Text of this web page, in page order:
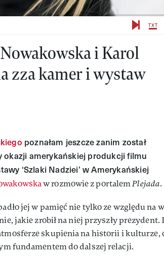
i Karol
zza kamer i wystaw
poznałam jeszcze zanim został
okazji amerykańskiej produkcji filmu
‘Szlaki Nadziei’ w Amerykańskiej
w rozmowie z portalemPlejada.
jej w pamięć nie tylko ze względu na
jakie zrobił na niej przyszły prezydent.
skupienia na historii i kulturze,
fundamentem do dalszej relacji.